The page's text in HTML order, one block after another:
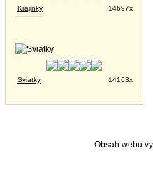
Krajinky 14697x
Sviatky 14163x
Obsah webu